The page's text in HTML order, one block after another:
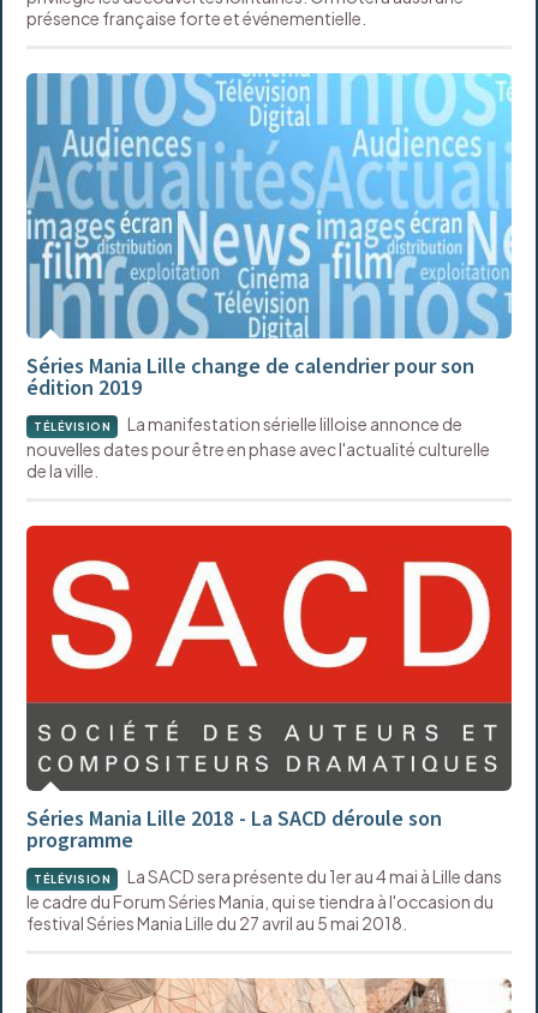
présence française forte et événementielle.
Séries Mania Lille change de calendrier pour son
édition 2019
TÉLÉVISION
La manifestation sérielle lilloise annonce de
nouvelles dates pour être en phase avec l'actualité culturelle
de la ville.
Séries Mania Lille 2018 - La SACD déroule son
programme
TÉLÉVISION
La SACD sera présente du 1er au 4 mai à Lille dans
le cadre du Forum Séries Mania, qui se tiendra à l'occasion du
festival Séries Mania Lille du 27 avril au 5 mai 2018.